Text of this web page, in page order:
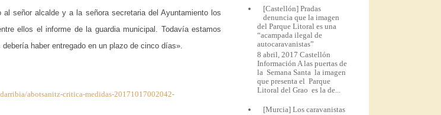
señor alcalde y a la señora secretaria del Ayuntamiento los
ellos el informe de la guardia municipal. Todavía estamos
haber entregado en un plazo de cinco días».
abotsanitz-critica-medidas-20171017002042-
[Castellón] Pradas
denuncia que la imagen
del Parque Litoral es una
“acampada ilegal de
autocaravanistas”
8 abril, 2017 Castellón
Información A las puertas de
la Semana Santa la imagen
que presenta el Parque
Litoral del Grao es la de...
[Murcia] Los caravanistas